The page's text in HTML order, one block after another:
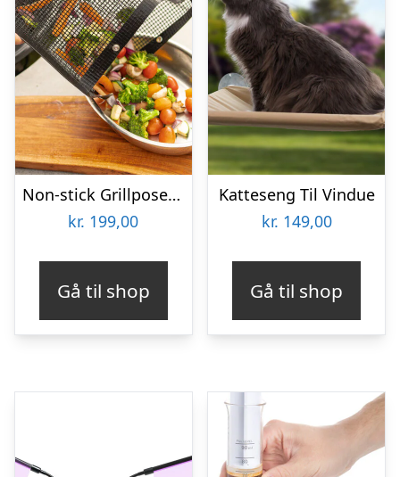
Non-stick Grillposer 2-pak – KitchPro
kr. 199,00
Gå til shop
Katteseng Til Vindue
kr. 149,00
Gå til shop